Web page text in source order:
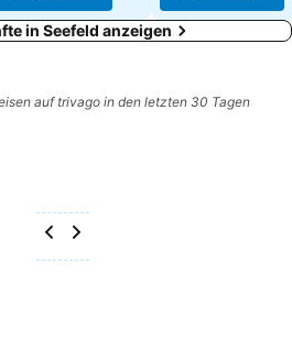
in Seefeld anzeigen
auf trivago in den letzten 30 Tagen